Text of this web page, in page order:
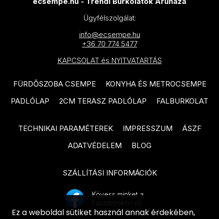
PARADYZ Fuentes termékcsalád
PARADYZ Puris termékcsalád
termékcsalád
TAU Bianchi termékcsalád
TAU Mailocia termékcsalád
ARTÉ Margot termékcsalád
termékcsalád
DOMINO Dover termékcsalád
DOMINO Tibi termékcsalád
MAINZU Aterra termékcsalád
MAINZU Murales Optym
MAINZU Greece termékcsalád
MAINZU Mikron termékcsalád
MAINZU Vintage termékcsalád
MAINZU Normandy termékcsalád
Ügyfélszolgálat:
info@ecsempe.hu
+36 70 774 5477
KAPCSOLAT és NYITVATARTÁS
FÜRDŐSZOBA CSEMPE
KONYHA ÉS METROCSEMPE
PADLÓLAP
2CM TERASZ PADLÓLAP FALBURKOLAT
TECHNIKAI PARAMÉTEREK IMPRESSZUM
ÁSZF
ADATVÉDELEM
BLOG
SZÁLLÍTÁSI INFORMÁCIÓK
Kövess minket a
Facebookon is!
Ez a weboldal sütiket használ annak érdekében,